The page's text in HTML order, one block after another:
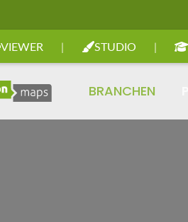
VIEWER | STUDIO |
BRANCHEN